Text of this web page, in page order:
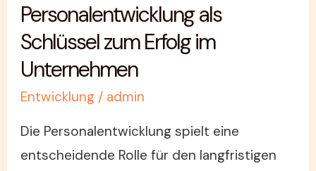
Personalentwicklung als
Schlüssel zum Erfolg im
Unternehmen
Entwicklung / admin
Die Personalentwicklung spielt eine
entscheidende Rolle für den langfristigen